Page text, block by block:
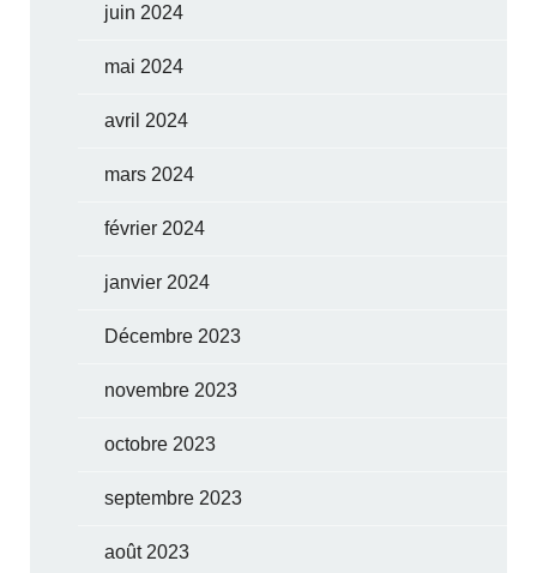
juin 2024
mai 2024
avril 2024
mars 2024
février 2024
janvier 2024
Décembre 2023
novembre 2023
octobre 2023
septembre 2023
août 2023